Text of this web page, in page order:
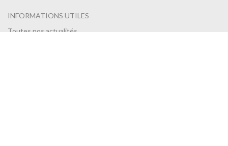
INFORMATIONS UTILES
Toutes nos actualités